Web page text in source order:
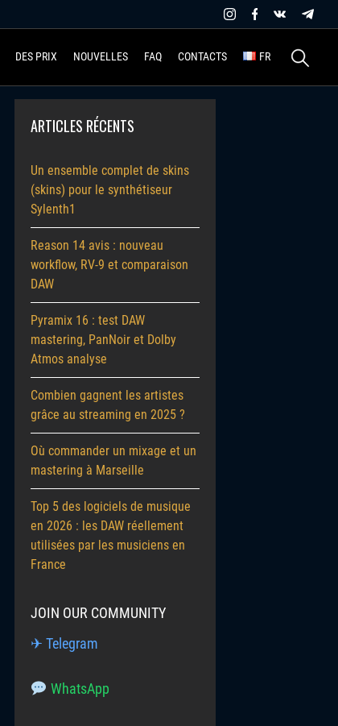
DES PRIX NOUVELLES FAQ CONTACTS FR
ARTICLES RÉCENTS
Un ensemble complet de skins
(skins) pour le synthétiseur
Sylenth1
Reason 14 avis : nouveau
workflow, RV-9 et comparaison
DAW
Pyramix 16 : test DAW
mastering, PanNoir et Dolby
Atmos analyse
Combien gagnent les artistes
grâce au streaming en 2025 ?
Où commander un mixage et un
mastering à Marseille
Top 5 des logiciels de musique
en 2026 : les DAW réellement
utilisées par les musiciens en
France
JOIN OUR COMMUNITY
✈ Telegram
WhatsApp